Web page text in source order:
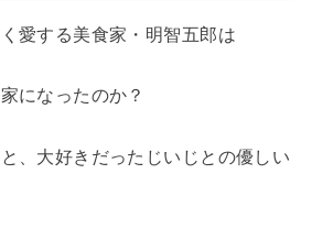
愛する美食家・明智五郎は
になったのか？
、大好きだったじいじとの優しい